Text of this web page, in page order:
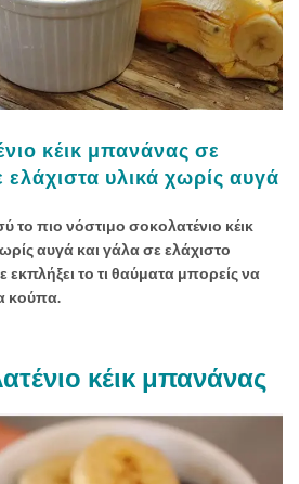
κέικ μπανάνας σε
υλικά χωρίς αυγά
το πιο νόστιμο σοκολατένιο κέικ
αυγά και γάλα σε ελάχιστο
το τι θαύματα μπορείς να
κούπα.
κέικ μπανάνας